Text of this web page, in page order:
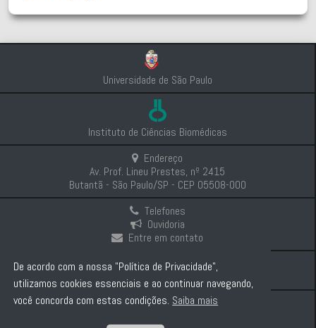
Universidade de São Paulo
Instituto de Ciências Biomédicas
Endereço
Av. Prof. Lineu Prestes, nº 2415
Butantã - São Paulo/SP - CEP 05508-000
Telefones
Ouvidoria
Entre em contato
Intranet
Comunicação e Imprensa
De acordo com a nossa "Política de Privacidade",
utilizamos cookies essenciais e ao continuar navegando,
você concorda com estas condições. Saiba mais